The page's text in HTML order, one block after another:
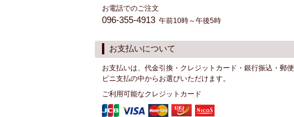
お電話でのご注文
096-355-4913 午前10時～午後5時
お支払いについて
お支払いは、代金引換・クレジットカード・銀行振込・郵
ビニ支払の中からお選びいただけます。
ご利用可能なクレジットカード